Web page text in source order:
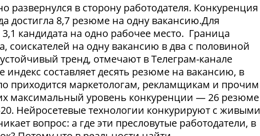
развернулся в сторону работодателя. Конкуренция
достигла 8,7 резюме на одну вакансию.Для
кандидата на одно рабочее место. Граница
на одну вакансию в два с половиной
тренд, отмечают в Телеграм-канале
составляет десять резюме на вакансию, в
приходится маркетологам, рекламщикам и прочим
максимальный уровень конкуренции — 26 резюме
Нейросетевые технологии конкурируют с живыми
вопрос: а где эти пресловутые работодатели, в